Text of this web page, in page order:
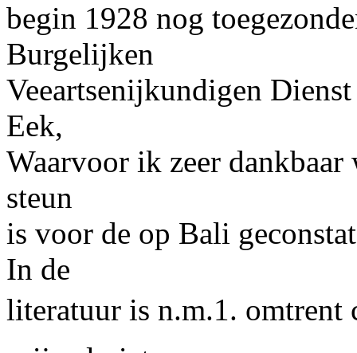
begin 1928 nog
Burgelijken
Veeartsenijkundigen
Eek,
Waarvoor ik zeer dankbaar
steun
is voor de op Bali
In de
literatuur is n.m.1. omtrent